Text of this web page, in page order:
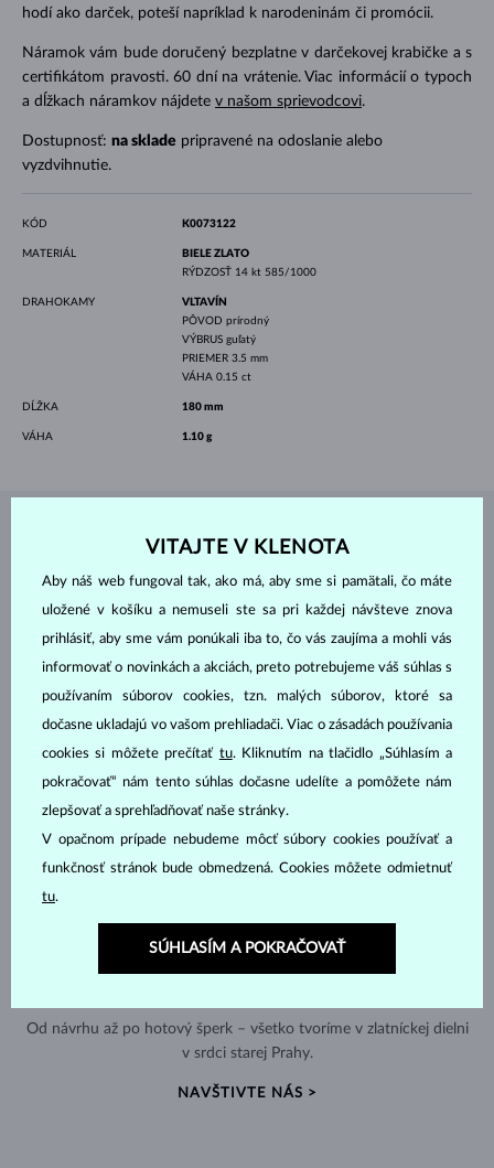
hodí ako darček, poteší napríklad k narodeninám či promócii.
Náramok vám bude doručený bezplatne v darčekovej krabičke a s
certifikátom pravosti. 60 dní na vrátenie. Viac informácií o typoch
a dĺžkach náramkov nájdete v našom sprievodcovi.
Dostupnosť: na sklade pripravené na odoslanie alebo
vyzdvihnutie.
KÓD K0073122
MATERIÁL
BIELE ZLATO
RÝDZOSŤ 14 kt 585/1000
DRAHOKAMY
VLTAVÍN
PÔVOD prírodný
VÝBRUS guľatý
PRIEMER 3.5 mm
VÁHA 0.15 ct
DĹŽKA 180 mm
VÁHA 1.10 g
ŠPERKY Z ATELIÉRU KLENOTA
Od návrhu až po hotový šperk – všetko tvoríme v zlatníckej dielni
v srdci starej Prahy.
NAVŠTIVTE NÁS >
VITAJTE V KLENOTA
Aby náš web fungoval tak, ako má, aby sme si pamätali, čo máte
uložené v košíku a nemuseli ste sa pri každej návšteve znova
prihlásiť, aby sme vám ponúkali iba to, čo vás zaujíma a mohli vás
informovať o novinkách a akciách, preto potrebujeme váš súhlas s
používaním súborov cookies, tzn. malých súborov, ktoré sa
dočasne ukladajú vo vašom prehliadači. Viac o zásadách používania
cookies si môžete prečítať tu. Kliknutím na tlačidlo „Súhlasím a
pokračovať“ nám tento súhlas dočasne udelíte a pomôžete nám
zlepšovať a sprehľadňovať naše stránky.
V opačnom prípade nebudeme môcť súbory cookies používať a
funkčnosť stránok bude obmedzená. Cookies môžete odmietnuť
tu.
SÚHLASÍM A POKRAČOVAŤ